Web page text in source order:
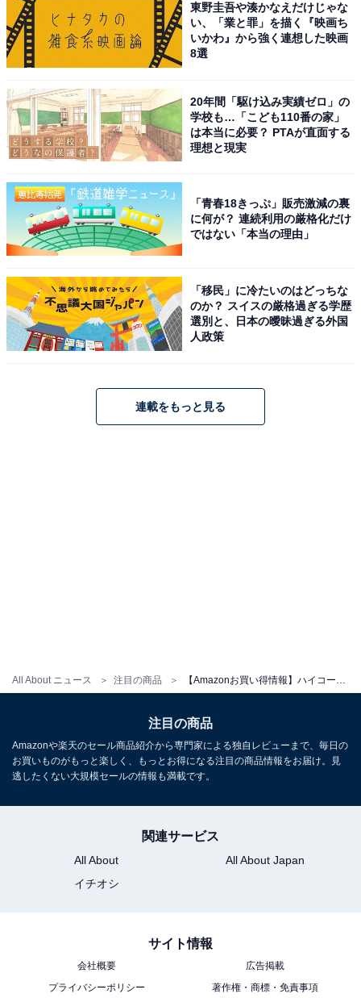
All About ニュース 注目の商品
HiKOKI(ハイコーキ) 14.4V リチウムイオンバッテリー
BSL1460 6.0Ah 0033-8886
Amazonで見る
ハイコーキ「BSL36A18X」
HiKOKI(ハイコーキ) 第2世代マルチボルト蓄電池 36V
2.5Ah/18V 5.0Ah 0037-9241 BSL36A18X
Amazonで見る
ハイコーキ「BSL1820M」
HiKOKI(ハイコーキ) 18V 4.0Ah 薄型リチウムイオン電池
残量表示ランプ付 BSL1840M 0037-8677
Amazonで見る
東野圭吾や湊かなえだけじゃな
い、「業と罪」を描く『映画ち
いかわ』から強く連想した映画
8選
20年間「駆け込み実績ゼロ」の
学校も…「こども110番の家」
は本当に必要？ PTAが直面する
理想と現実
「青春18きっぷ」販売激減の裏
に何が？ 連続利用の厳格化だけ
ではない「本当の理由」
「移民」に冷たいのはどっちな
のか？ スイスの厳格過ぎる学歴
選別と、日本の曖昧過ぎる外国
人政策
連載をもっと見る
注目の商品
Amazonや楽天のセール商品紹介から専門家による独自レビューまで、毎日の
お買いものがもっと楽しく、もっとお得になる注目の商品情報をお届け。見
逃したくない大規模セールの情報も満載です。
関連サービス
All About
All About Japan
イチオシ
サイト情報
会社概要
広告掲載
プライバシーポリシー
著作権・商標・免責事項